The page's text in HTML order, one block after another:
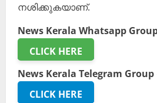
നശിക്കുകയാണ്.
News Kerala Whatsapp
CLICK HERE
News Kerala Telegram
CLICK HERE